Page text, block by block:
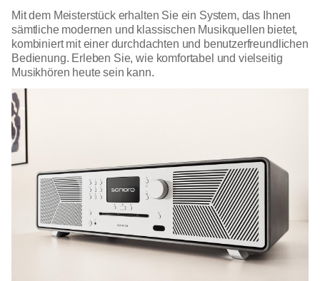
Mit dem Meisterstück erhalten Sie ein System, das Ihnen
sämtliche modernen und klassischen Musikquellen bietet,
kombiniert mit einer durchdachten und benutzerfreundlichen
Bedienung. Erleben Sie, wie komfortabel und vielseitig
Musikhören heute sein kann.